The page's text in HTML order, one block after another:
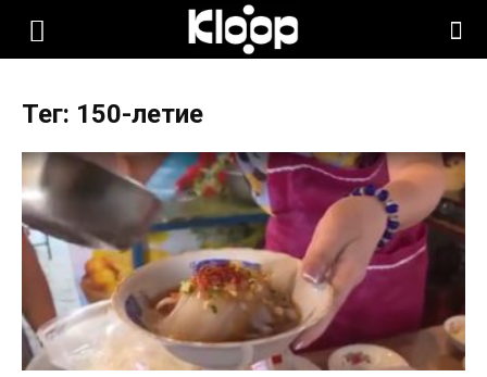
KLOOP.KG
Новости
Кыргызстана
Тег: 150-летие